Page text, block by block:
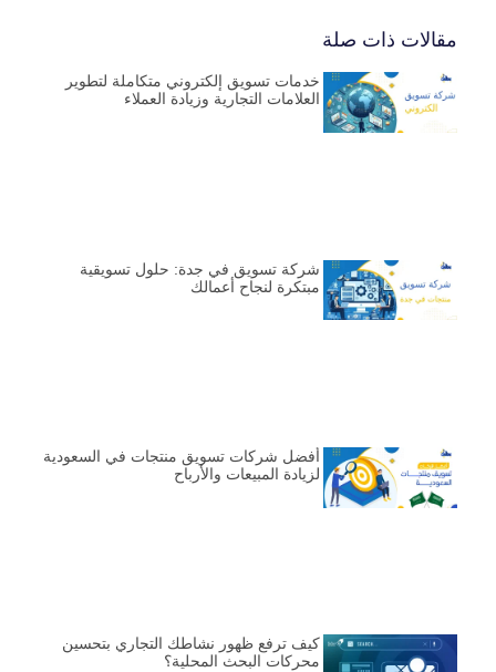
مقالات ذات صلة
خدمات تسويق إلكتروني متكاملة لتطوير
العلامات التجارية وزيادة العملاء
شركة تسويق في جدة: حلول تسويقية
مبتكرة لنجاح أعمالك
أفضل شركات تسويق منتجات في السعودية
لزيادة المبيعات والأرباح
كيف ترفع ظهور نشاطك التجاري بتحسين
محركات البحث المحلية؟